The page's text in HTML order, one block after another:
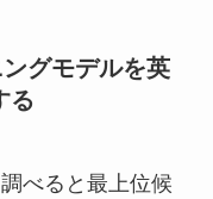
グモデルを英
る
べると最上位候